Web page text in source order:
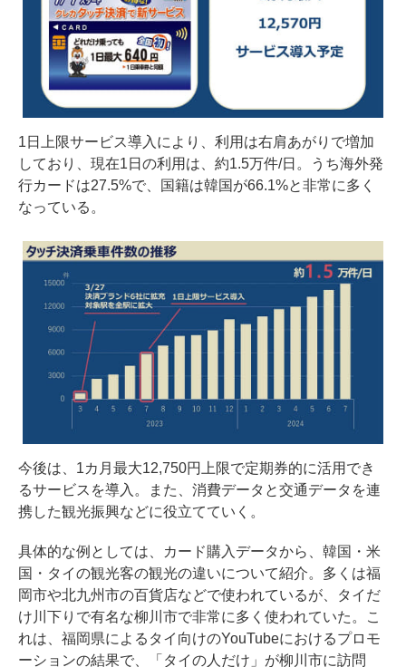
1日上限サービス導入により、利用は右肩あがりで増加
しており、現在1日の利用は、約1.5万件/日。うち海外発
行カードは27.5%で、国籍は韓国が66.1%と非常に多く
なっている。
今後は、1カ月最大12,750円上限で定期券的に活用でき
るサービスを導入。また、消費データと交通データを連
携した観光振興などに役立てていく。
具体的な例としては、カード購入データから、韓国・米
国・タイの観光客の観光の違いについて紹介。多くは福
岡市や北九州市の百貨店などで使われているが、タイだ
け川下りで有名な柳川市で非常に多く使われていた。こ
れは、福岡県によるタイ向けのYouTubeにおけるプロモ
ーションの結果で、「タイの人だけ」が柳川市に訪問